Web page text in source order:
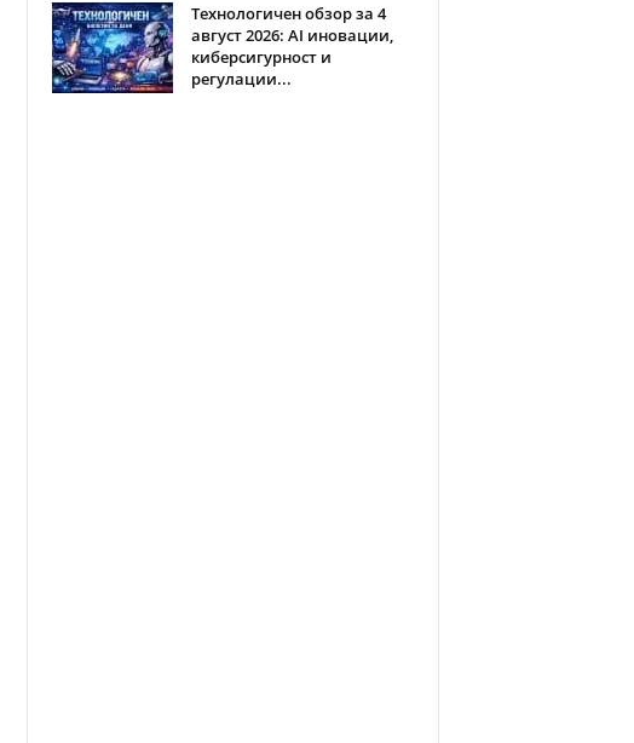
Технологичен обзор за 4
август 2026: AI иновации,
киберсигурност и
регулации...